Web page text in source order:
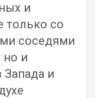
и
только со
соседями
но и
и